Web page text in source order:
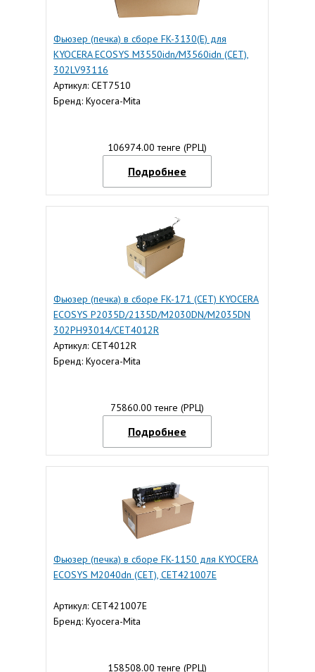
Фьюзер (печка) в сборе FK-3130(E) для
KYOCERA ECOSYS M3550idn/M3560idn (CET),
302LV93116
Артикул: CET7510
Бренд: Kyocera-Mita
106974.00 тенге (РРЦ)
Подробнее
Фьюзер (печка) в сборе FK-171 (CET) KYOCERA
ECOSYS P2035D/2135D/M2030DN/M2035DN
302PH93014/CET4012R
Артикул: CET4012R
Бренд: Kyocera-Mita
75860.00 тенге (РРЦ)
Подробнее
Фьюзер (печка) в сборе FK-1150 для KYOCERA
ECOSYS M2040dn (CET), CET421007E
Артикул: CET421007E
Бренд: Kyocera-Mita
158508.00 тенге (РРЦ)